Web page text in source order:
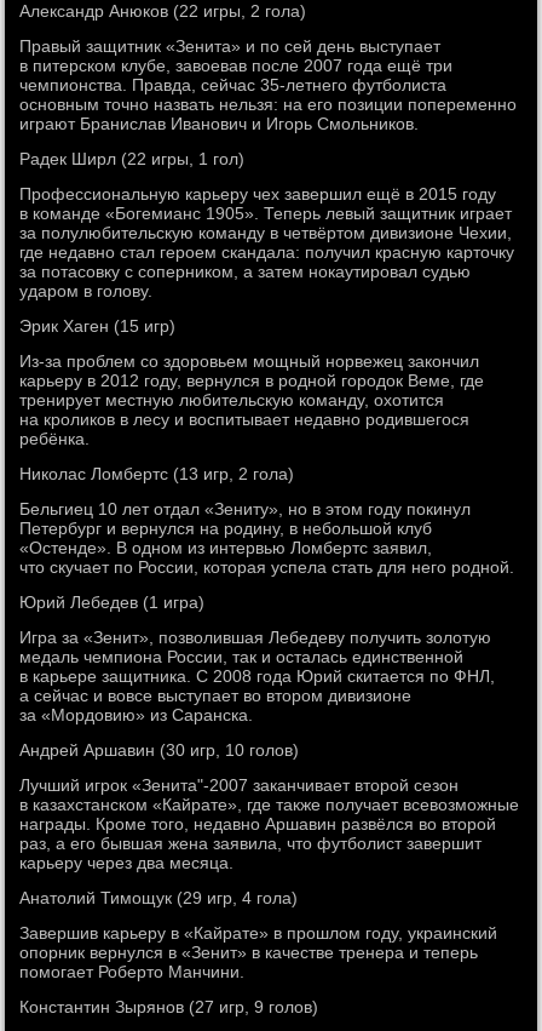
Александр Анюков (22 игры, 2 гола)
Правый защитник «Зенита» и по сей день выступает
в питерском клубе, завоевав после 2007 года ещё три
чемпионства. Правда, сейчас 35-летнего футболиста
основным точно назвать нельзя: на его позиции попеременно
играют Бранислав Иванович и Игорь Смольников.
Радек Ширл (22 игры, 1 гол)
Профессиональную карьеру чех завершил ещё в 2015 году
в команде «Богемианс 1905». Теперь левый защитник играет
за полулюбительскую команду в четвёртом дивизионе Чехии,
где недавно стал героем скандала: получил красную карточку
за потасовку с соперником, а затем нокаутировал судью
ударом в голову.
Эрик Хаген (15 игр)
Из-за проблем со здоровьем мощный норвежец закончил
карьеру в 2012 году, вернулся в родной городок Веме, где
тренирует местную любительскую команду, охотится
на кроликов в лесу и воспитывает недавно родившегося
ребёнка.
Николас Ломбертс (13 игр, 2 гола)
Бельгиец 10 лет отдал «Зениту», но в этом году покинул
Петербург и вернулся на родину, в небольшой клуб
«Остенде». В одном из интервью Ломбертс заявил,
что скучает по России, которая успела стать для него родной.
Юрий Лебедев (1 игра)
Игра за «Зенит», позволившая Лебедеву получить золотую
медаль чемпиона России, так и осталась единственной
в карьере защитника. С 2008 года Юрий скитается по ФНЛ,
а сейчас и вовсе выступает во втором дивизионе
за «Мордовию» из Саранска.
Андрей Аршавин (30 игр, 10 голов)
Лучший игрок «Зенита"-2007 заканчивает второй сезон
в казахстанском «Кайрате», где также получает всевозможные
награды. Кроме того, недавно Аршавин развёлся во второй
раз, а его бывшая жена заявила, что футболист завершит
карьеру через два месяца.
Анатолий Тимощук (29 игр, 4 гола)
Завершив карьеру в «Кайрате» в прошлом году, украинский
опорник вернулся в «Зенит» в качестве тренера и теперь
помогает Роберто Манчини.
Константин Зырянов (27 игр, 9 голов)